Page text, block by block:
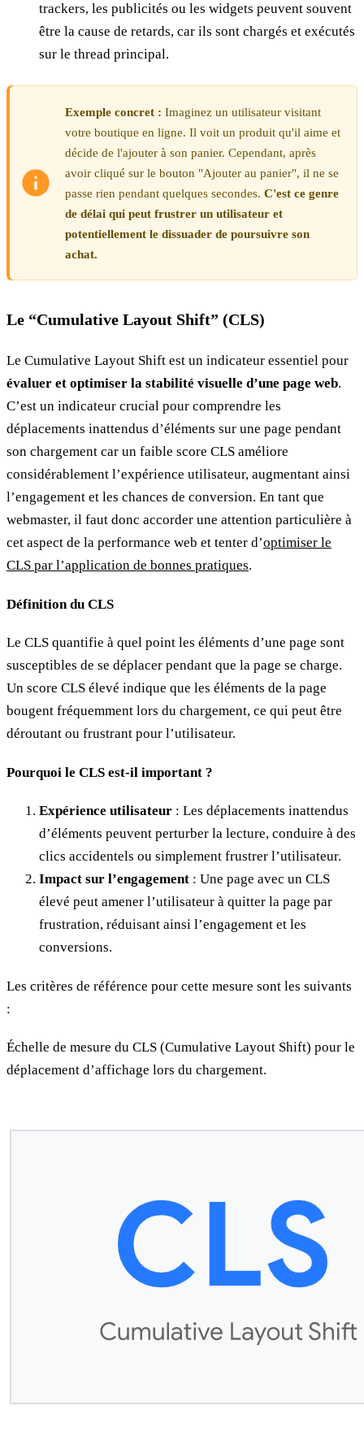
trackers, les publicités ou les widgets peuvent souvent
être la cause de retards, car ils sont chargés et exécutés
sur le thread principal.
Exemple concret : Imaginez un utilisateur visitant
votre boutique en ligne. Il voit un produit qu'il aime et
décide de l'ajouter à son panier. Cependant, après
avoir cliqué sur le bouton "Ajouter au panier", il ne se
passe rien pendant quelques secondes. C'est ce genre
de délai qui peut frustrer un utilisateur et
potentiellement le dissuader de poursuivre son
achat.
Le “Cumulative Layout Shift” (CLS)
Le Cumulative Layout Shift est un indicateur essentiel pour
évaluer et optimiser la stabilité visuelle d’une page web.
C’est un indicateur crucial pour comprendre les
déplacements inattendus d’éléments sur une page pendant
son chargement car un faible score CLS améliore
considérablement l’expérience utilisateur, augmentant ainsi
l’engagement et les chances de conversion. En tant que
webmaster, il faut donc accorder une attention particulière à
cet aspect de la performance web et tenter d’optimiser le
CLS par l’application de bonnes pratiques.
Définition du CLS
Le CLS quantifie à quel point les éléments d’une page sont
susceptibles de se déplacer pendant que la page se charge.
Un score CLS élevé indique que les éléments de la page
bougent fréquemment lors du chargement, ce qui peut être
déroutant ou frustrant pour l’utilisateur.
Pourquoi le CLS est-il important ?
Expérience utilisateur : Les déplacements inattendus
d’éléments peuvent perturber la lecture, conduire à des
clics accidentels ou simplement frustrer l’utilisateur.
Impact sur l’engagement : Une page avec un CLS
élevé peut amener l’utilisateur à quitter la page par
frustration, réduisant ainsi l’engagement et les
conversions.
Les critères de référence pour cette mesure sont les suivants
:
Échelle de mesure du CLS (Cumulative Layout Shift) pour le
déplacement d’affichage lors du chargement.